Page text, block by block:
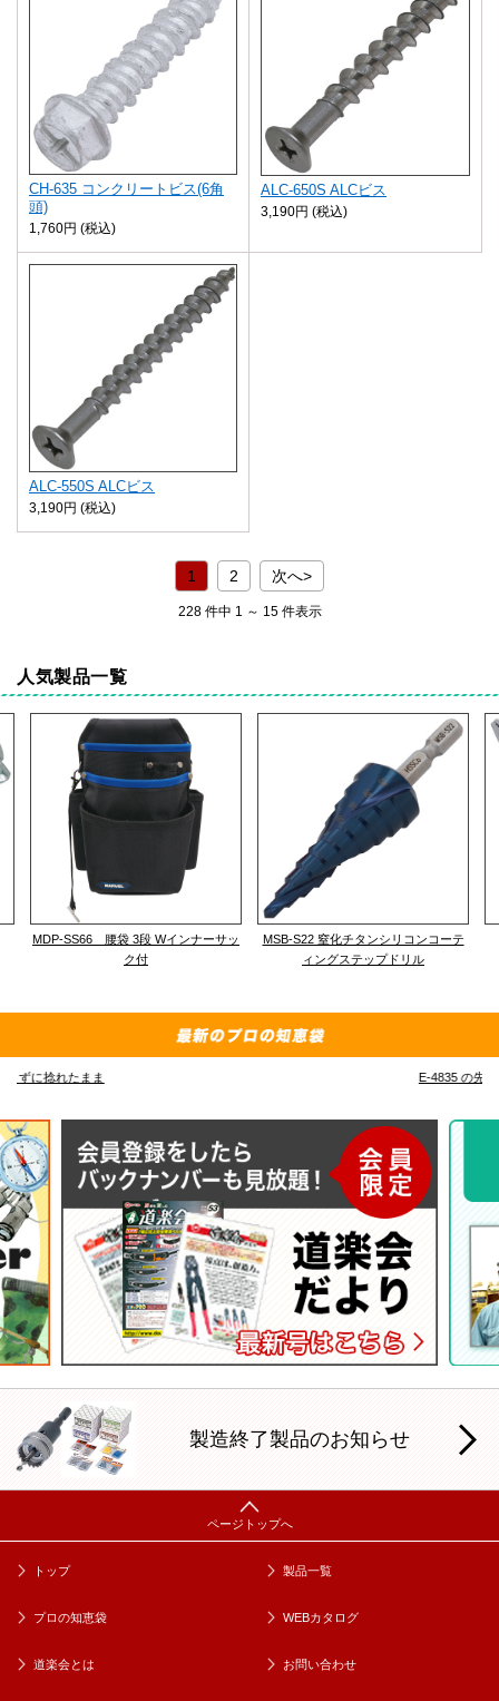
CH-635 コンクリートビス(6角
頭)
1,760円 (税込)
ALC-650S ALCビス
3,190円 (税込)
ALC-550S ALCビス
3,190円 (税込)
1 2 次へ>
228 件中 1 ～ 15 件表示
人気製品一覧
MDP-SS66 腰袋 3段 Wインナーサッ
ク付
MSB-S22 窒化チタンシリコンコーテ
ィングステップドリル
E-4835 の先端フック
製造終了製品のお知らせ
トップ 製品一覧
プロの知恵袋 WEBカタログ
道楽会とは お問い合わせ